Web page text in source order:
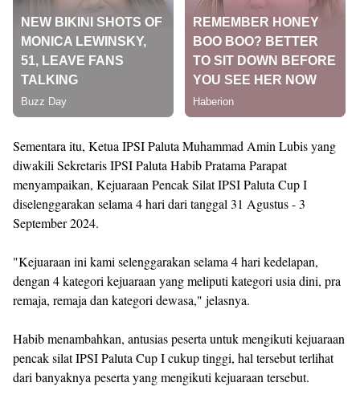
Sementara itu, Ketua IPSI Paluta Muhammad Amin Lubis yang
diwakili Sekretaris IPSI Paluta Habib Pratama Parapat
menyampaikan, Kejuaraan Pencak Silat IPSI Paluta Cup I
diselenggarakan selama 4 hari dari tanggal 31 Agustus - 3
September 2024.
"Kejuaraan ini kami selenggarakan selama 4 hari kedelapan,
dengan 4 kategori kejuaraan yang meliputi kategori usia dini, pra
remaja, remaja dan kategori dewasa," jelasnya.
Habib menambahkan, antusias peserta untuk mengikuti kejuaraan
pencak silat IPSI Paluta Cup I cukup tinggi, hal tersebut terlihat
dari banyaknya peserta yang mengikuti kejuaraan tersebut.